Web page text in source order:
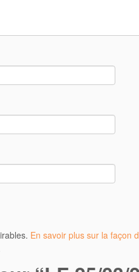
En savoir plus sur la façon